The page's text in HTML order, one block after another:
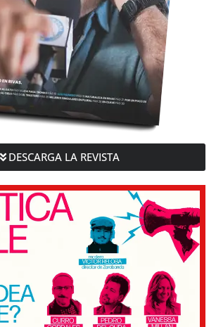
DESCARGA LA REVISTA